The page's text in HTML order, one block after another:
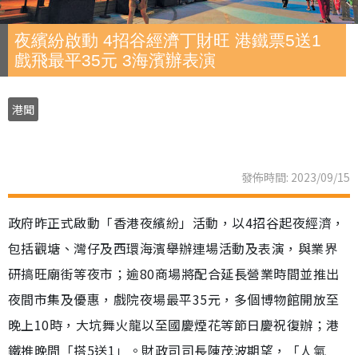
夜繽紛啟動 4招谷經濟丁財旺 港鐵票5送1
戲飛最平35元 3海濱辦表演
港聞
發佈時間: 2023/09/15
政府昨正式啟動「香港夜繽紛」活動，以4招谷起夜經濟，
包括觀塘、灣仔及西環海濱舉辦連場活動及表演，與業界
研搞旺廟街等夜市；逾80商場將配合延長營業時間並推出
夜間市集及優惠，戲院夜場最平35元，多個博物館開放至
晚上10時，大坑舞火龍以至國慶煙花等節日慶祝復辦；港
鐵推晚間「搭5送1」。財政司司長陳茂波期望，「人氣